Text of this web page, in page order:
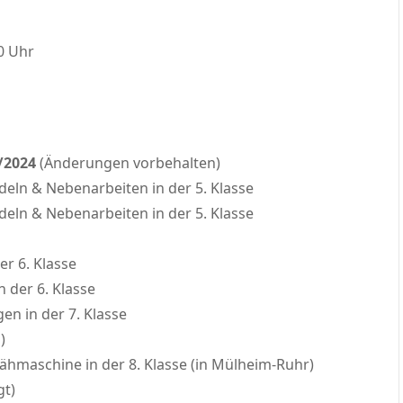
Uhr
(Änderungen vorbehalten)
& Nebenarbeiten in der 5. Klasse
& Nebenarbeiten in der 5. Klasse
6. Klasse
der 6. Klasse
in der 7. Klasse
in der 8. Klasse (in Mülheim-Ruhr)